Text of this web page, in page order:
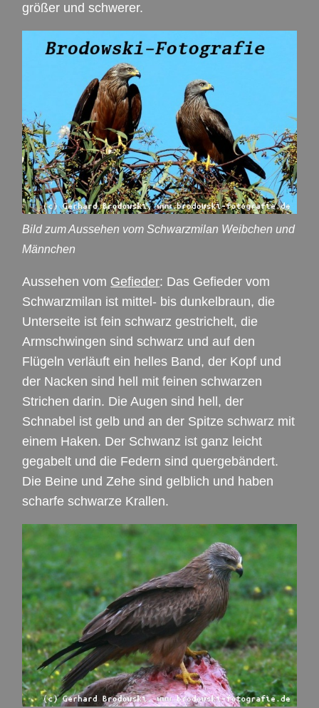
größer und schwerer.
Bild zum Aussehen vom Schwarzmilan Weibchen und
Männchen
Aussehen vom Gefieder: Das Gefieder vom
Schwarzmilan ist mittel- bis dunkelbraun, die
Unterseite ist fein schwarz gestrichelt, die
Armschwingen sind schwarz und auf den
Flügeln verläuft ein helles Band, der Kopf und
der Nacken sind hell mit feinen schwarzen
Strichen darin. Die Augen sind hell, der
Schnabel ist gelb und an der Spitze schwarz mit
einem Haken. Der Schwanz ist ganz leicht
gegabelt und die Federn sind quergebändert.
Die Beine und Zehe sind gelblich und haben
scharfe schwarze Krallen.